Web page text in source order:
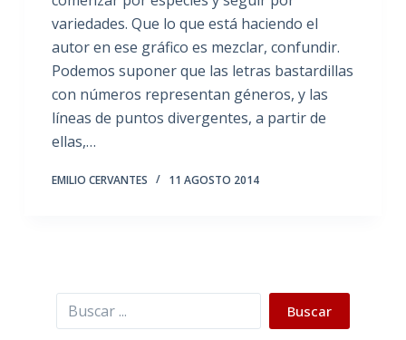
variedades. Que lo que está haciendo el
autor en ese gráfico es mezclar, confundir.
Podemos suponer que las letras bastardillas
con números representan géneros, y las
líneas de puntos divergentes, a partir de
ellas,…
EMILIO CERVANTES 11 AGOSTO 2014
Buscar Buscar